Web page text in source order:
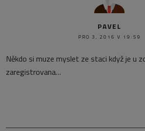
PAVEL
PRO 3, 2016 V 19:59
Někdo si muze myslet ze staci když je u
zaregistrovana…